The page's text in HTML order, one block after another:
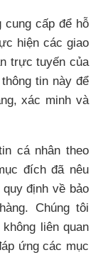
cung cấp để hỗ
hiện các giao
trực tuyến của
tin này để
xác minh và
cá nhân theo
đích đã nêu
định về bảo
Chúng tôi
liên quan
ứng các mục